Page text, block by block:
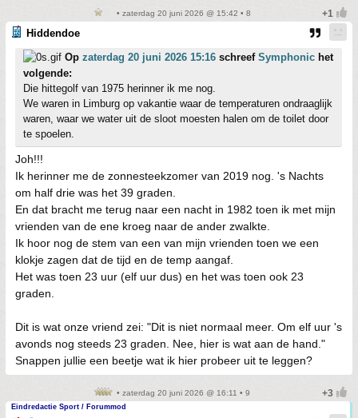
• zaterdag 20 juni 2026 @ 15:42 • 8
Hiddendoe
Op zaterdag 20 juni 2026 15:16 schreef Symphonic het
volgende:
Die hittegolf van 1975 herinner ik me nog.
We waren in Limburg op vakantie waar de temperaturen ondraaglijk
waren, waar we water uit de sloot moesten halen om de toilet door
te spoelen.
Joh!!!
Ik herinner me de zonnesteekzomer van 2019 nog. 's Nachts
om half drie was het 39 graden.
En dat bracht me terug naar een nacht in 1982 toen ik met mijn
vrienden van de ene kroeg naar de ander zwalkte.
Ik hoor nog de stem van een van mijn vrienden toen we een
klokje zagen dat de tijd en de temp aangaf.
Het was toen 23 uur (elf uur dus) en het was toen ook 23
graden.
Dit is wat onze vriend zei: "Dit is niet normaal meer. Om elf uur 's
avonds nog steeds 23 graden. Nee, hier is wat aan de hand."
Snappen jullie een beetje wat ik hier probeer uit te leggen?
• zaterdag 20 juni 2026 @ 16:11 • 9
Eindredactie Sport / Forummod